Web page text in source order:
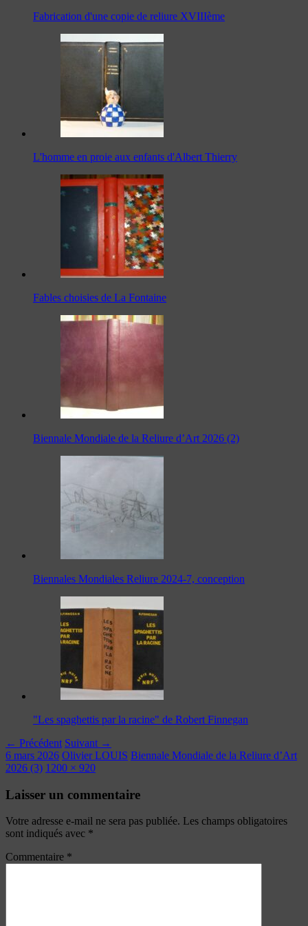
Fabrication d'une copie de reliure XVIIIème
L'homme en proie aux enfants d'Albert Thierry
Fables choisies de La Fontaine
Biennale Mondiale de la Reliure d’Art 2026 (2)
Biennales Mondiales Reliure 2024-7, conception
"Les spaghettis par la racine" de Robert Finnegan
← Précédent Suivant →
6 mars 2026 Olivier LOUIS Biennale Mondiale de la Reliure d’Art
2026 (3) 1200 × 920
Laisser un commentaire
Votre adresse e-mail ne sera pas publiée. Les champs obligatoires
sont indiqués avec *
Commentaire *